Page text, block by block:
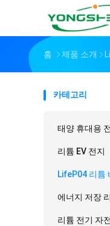
홈 제품 소개
카테고리
태양 휴대용
리튬 EV 전지
LifeP04 리튬
에너지 저장
리튬 전기 자